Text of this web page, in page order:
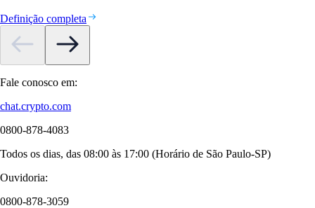
Definição completa
Fale conosco em:
chat.crypto.com
0800-878-4083
Todos os dias, das 08:00 às 17:00 (Horário de São Paulo-SP)
Ouvidoria:
0800-878-3059